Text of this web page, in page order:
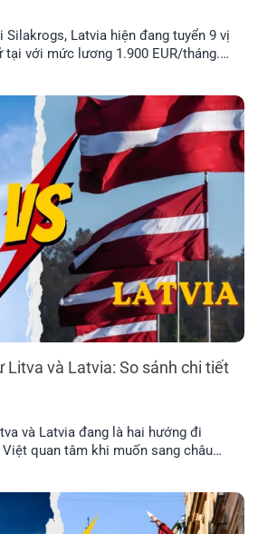
Silakrogs, Latvia hiện đang tuyển 9 vị
tại với mức lương 1.900 EUR/tháng.
[...]
Litva và Latvia: So sánh chi tiết
và Latvia đang là hai hướng đi
quan tâm khi muốn sang châu
môi trường sống [...]